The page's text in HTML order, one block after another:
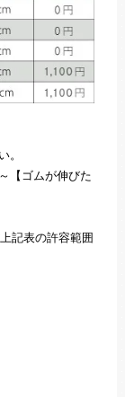
。
【ゴムが伸びた
記表の許容範囲